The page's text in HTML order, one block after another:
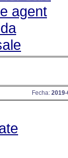
agent
Fecha: